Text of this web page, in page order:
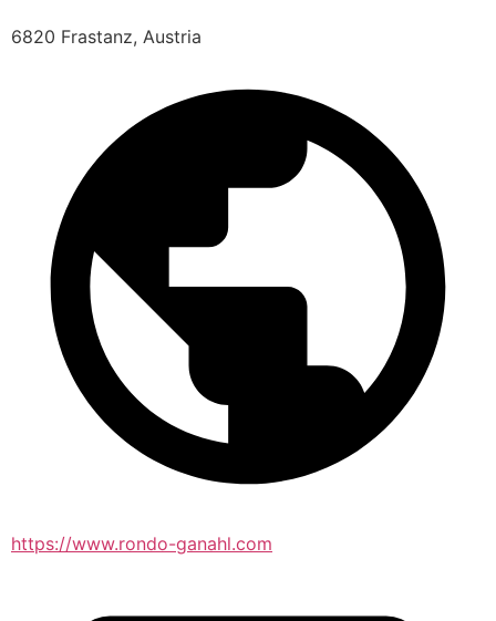
6820 Frastanz, Austria
https://www.rondo-ganahl.com